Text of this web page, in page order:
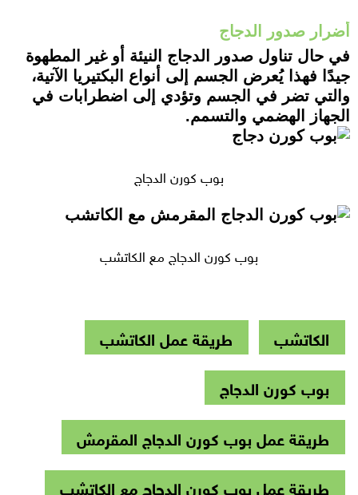
أضرار صدور الدجاج
في حال تناول صدور الدجاج النيئة أو غير المطهوة
جيدًا فهذا يُعرض الجسم إلى أنواع البكتيريا الآتية،
والتي تضر في الجسم وتؤدي إلى اضطرابات في
الجهاز الهضمي والتسمم.
بوب كورن الدجاج
بوب كورن الدجاج مع الكاتشب
الكاتشب
طريقة عمل الكاتشب
بوب كورن الدجاج
طريقة عمل بوب كورن الدجاج المقرمش
طريقة عمل بوب كورن الدجاج مع الكاتشب